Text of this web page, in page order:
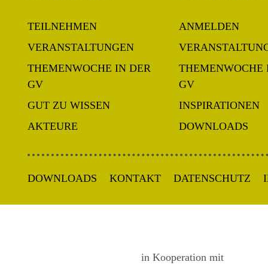
TEILNEHMEN
VERANSTALTUNGEN
THEMENWOCHE IN DER
GV
GUT ZU WISSEN
AKTEURE
ANMELDEN
THEMENWOCHE
GV
INSPIRATIONEN
DOWNLOADS
DOWNLOADS KONTAKT DATENSCHUTZ
in Kooperation mit